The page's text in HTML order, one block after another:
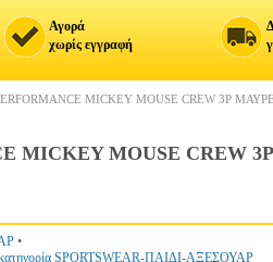
Αγορά
χωρίς εγγραφή
MICKEY MOUSE CREW 3P
MICKEY MOUSE CREW
•
SPORTSWEAR-ΠΑΙΔΙ-ΑΞΕΣΟΥΑΡ